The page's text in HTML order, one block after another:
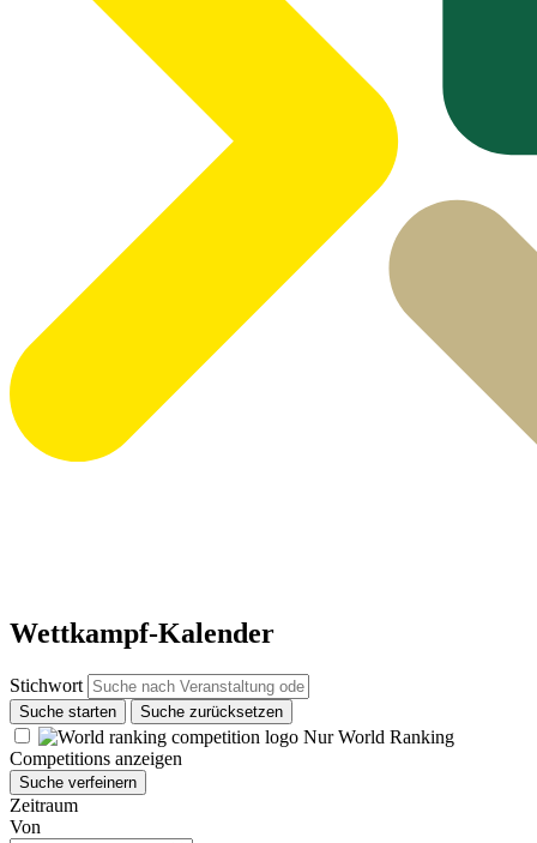
Wettkampf-Kalender
Stichwort
Suche starten Suche zurücksetzen
Nur World Ranking
Competitions anzeigen
Suche verfeinern
Zeitraum
Von